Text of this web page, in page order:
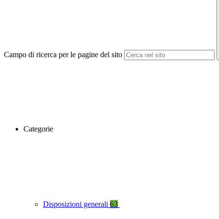
Campo di ricerca per le pagine del sito
Categorie
Disposizioni generali 63